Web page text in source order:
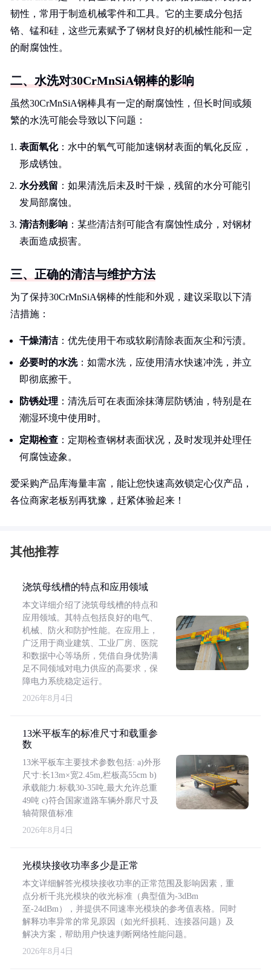
韧性，常用于制造机械零件和工具。它的主要成分包括
铬、锰和硅，这些元素赋予了钢材良好的机械性能和一定
的耐腐蚀性。
二、水洗对30CrMnSiA钢棒的影响
虽然30CrMnSiA钢棒具有一定的耐腐蚀性，但长时间或频
繁的水洗可能会导致以下问题：
表面氧化：水中的氧气可能加速钢材表面的氧化反应，
形成锈蚀。
水分残留 ：如果清洗后未及时干燥，残留的水分可能引
发局部腐蚀。
清洁剂影响 ：某些清洁剂可能含有腐蚀性成分，对钢材
表面造成损害。
三、正确的清洁与维护方法
为了保持30CrMnSiA钢棒的性能和外观，建议采取以下清
洁措施：
干燥清洁：优先使用干布或软刷清除表面灰尘和污渍。
必要时的水洗：如需水洗，应使用清水快速冲洗，并立
即彻底擦干。
防锈处理 ：清洗后可在表面涂抹薄层防锈油，特别是在
潮湿环境中使用时。
定期检查 ：定期检查钢材表面状况，及时发现并处理任
何腐蚀迹象。
爱采购产品库海量丰富，能让您快速高效锁定心仪产品，
各位商家老板别再犹豫，赶紧体验起来！
其他推荐
浇筑母线槽的特点和应用领域
本文详细介绍了浇筑母线槽的特点和
应用领域。其特点包括良好的电气、
机械、防火和防护性能。在应用上，
广泛用于商业建筑、工业厂房、医院
和数据中心等场所，凭借自身优势满
足不同领域对电力供应的高要求，保
障电力系统稳定运行。
2026年8月4日
13米平板车的标准尺寸和载重参
数
13米平板车主要技术参数包括: a)外形
尺寸:长13m×宽2.45m,栏板高55cm b)
承载能力:标载30-35吨,最大允许总重
49吨 c)符合国家道路车辆外廓尺寸及
轴荷限值标准
2026年8月4日
光模块接收功率多少是正常
本文详细解答光模块接收功率的正常范围及影响因素，重
点分析千兆光模块的收光标准（典型值为-3dBm
至-24dBm），并提供不同速率光模块的参考值表格。同时
解释功率异常的常见原因（如光纤损耗、连接器问题）及
解决方案，帮助用户快速判断网络性能问题。
2026年8月4日